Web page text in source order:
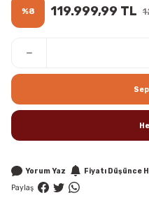
%8 119.999,99 TL
Yorum Yaz
Fiyatı Düşünce
Paylaş